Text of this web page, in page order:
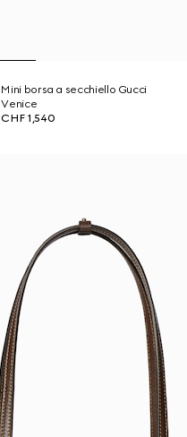
Mini borsa a secchiello Gucci
Venice
CHF 1,540